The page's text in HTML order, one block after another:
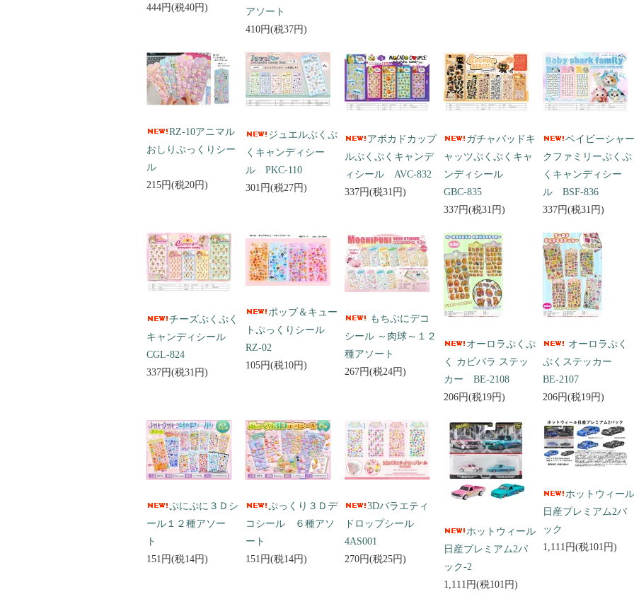
444円(税40円)
アソート
410円(税37円)
RZ-10アニマル
おしりぷっくりシー
ル
215円(税20円)
ジュエルぷくぷ
くキャンディシー
ル PKC-110
301円(税27円)
アボカドカップ
ルぷくぷくキャンデ
ィシール AVC-832
337円(税31円)
ガチャバッドキ
ャッツぷくぷくキャ
ンディシール
GBC-835
337円(税31円)
ベイビーシャー
クファミリーぷくぷ
くキャンディシー
ル BSF-836
337円(税31円)
チーズぷくぷく
キャンディシール
CGL-824
337円(税31円)
ポップ＆キュー
トぷっくりシール
RZ-02
105円(税10円)
もちぷにデコ
シール ～肉球～１２
種アソート
267円(税24円)
オーロラぷくぷ
く カピバラ ステッ
カー BE-2108
206円(税19円)
オーロラぷく
ぷくステッカー
BE-2107
206円(税19円)
ぷにぷに３Ｄシ
ール１２種アソー
ト
151円(税14円)
ぷっくり３Ｄデ
コシール ６種アソ
ート
151円(税14円)
3Dバラエティ
ドロップシール
4AS001
270円(税25円)
ホットウィール
日産プレミアム2パ
ック-2
1,111円(税101円)
ホットウィール
日産プレミアム2パ
ック
1,111円(税101円)